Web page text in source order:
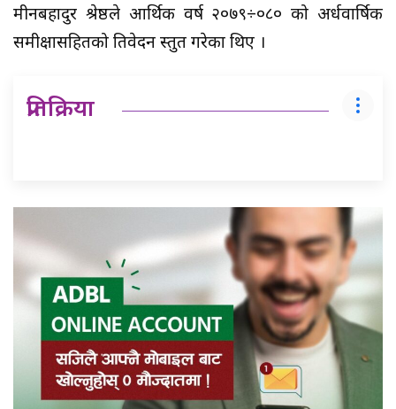
मीनबहादुर श्रेष्ठले आर्थिक वर्ष २०७९÷०८० को अर्धवार्षिक
समीक्षासहितको प्रतिवेदन प्रस्तुत गरेका थिए ।
प्रतिक्रिया